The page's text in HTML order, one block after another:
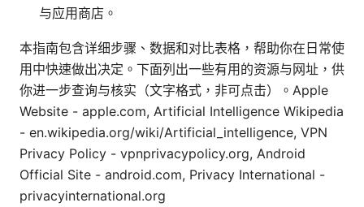
与应用商店。
本指南包含详细步骤、数据和对比表格，帮助你在日常使
用中快速做出决定。下面列出一些有用的资源与网址，供
你进一步查询与核实（文字格式，非可点击）。Apple
Website - apple.com, Artificial Intelligence Wikipedia
- en.wikipedia.org/wiki/Artificial_intelligence, VPN
Privacy Policy - vpnprivacypolicy.org, Android
Official Site - android.com, Privacy International -
privacyinternational.org